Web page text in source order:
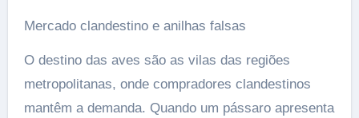
Mercado clandestino e anilhas falsas
O destino das aves são as vilas das regiões
metropolitanas, onde compradores clandestinos
mantêm a demanda. Quando um pássaro apresenta